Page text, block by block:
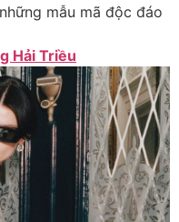
mẫu mã độc đáo
Hải Triều